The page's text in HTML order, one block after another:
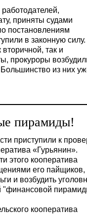
приняты судами
постановлениям
в законную силу.
так и
прокуроры
из них
пирамиды!
приступили к
«Гурьянин».
этого кооператива
его пайщиков,
и возбудить
"финансовой
кооператива